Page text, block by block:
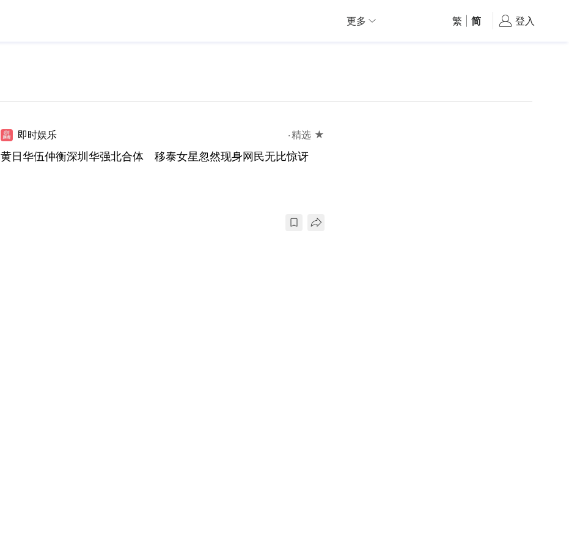
更多 繁 简 登入
即时娱乐 精选 ★
黄日华伍仲衡深圳华强北合体 移泰女星忽然现身网民无比惊讶